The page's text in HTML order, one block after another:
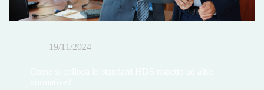
19/11/2024